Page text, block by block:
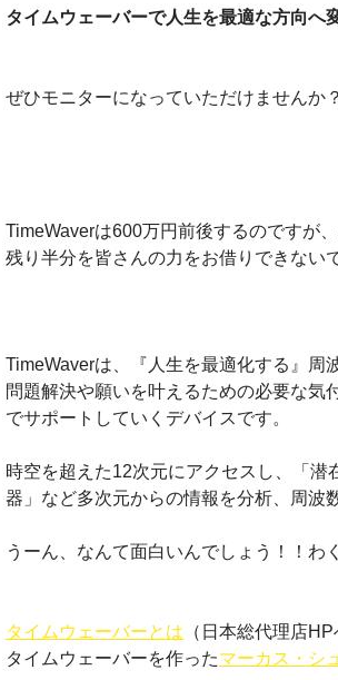
タイムウェーバーで人生を最適な方向へ
ぜひモニターになっていただけませんか？
TimeWaverは600万円前後するのですが
残り半分を皆さんの力をお借りできない
TimeWaverは、『人生を最適化する』周
問題解決や願いを叶えるための必要な気
でサポートしていくデバイスです。
時空を超えた12次元にアクセスし、「
器」など多次元からの情報を分析、周波
うーん、なんて面白いんでしょう！！わ
タイムウェーバーとは （日本総代理店HP
タイムウェーバーを作ったマーカス・シ